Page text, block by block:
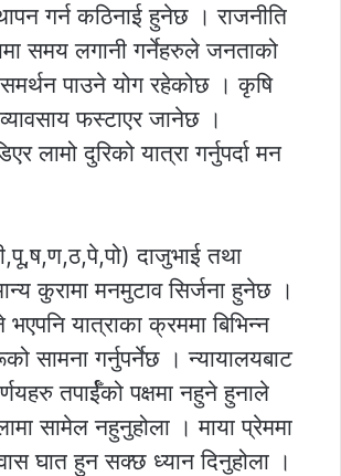
गर्न कठिनाई हुनेछ । राजनीति
समय लगानी गर्नेहरुले जनताको
पाउने योग रहेकोछ । कृषि
फस्टाएर जानेछ ।
लामो दुरिको यात्रा गर्नुपर्दा मन
दाजुभाई तथा
कुरामा मनमुटाव सिर्जना हुनेछ ।
भएपनि यात्राका क्रममा बिभिन्न
सामना गर्नुपर्नेछ । न्यायालयबाट
तपार्ईँको पक्षमा नहुने हुनाले
सामेल नहुनुहोला । माया प्रेममा
घात हुन सक्छ ध्यान दिनुहोला ।